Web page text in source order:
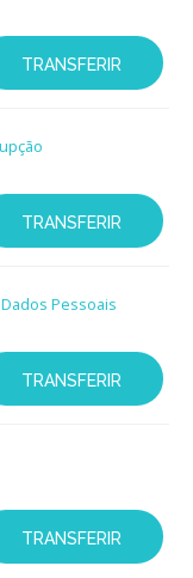
TRANSFERIR
TRANSFERIR
Pessoais
TRANSFERIR
TRANSFERIR